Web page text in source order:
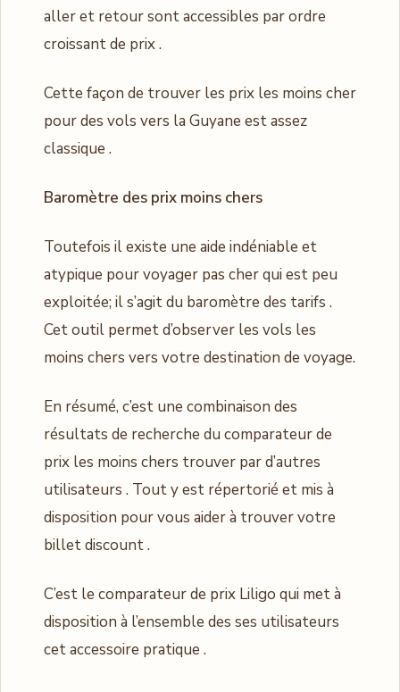
aller et retour sont accessibles par ordre
croissant de prix .
Cette façon de trouver les prix les moins cher
pour des vols vers la Guyane est assez
classique .
Baromètre des prix moins chers
Toutefois il existe une aide indéniable et
atypique pour voyager pas cher qui est peu
exploitée; il s’agit du baromètre des tarifs .
Cet outil permet d’observer les vols les
moins chers vers votre destination de voyage.
En résumé, c’est une combinaison des
résultats de recherche du comparateur de
prix les moins chers trouver par d’autres
utilisateurs . Tout y est répertorié et mis à
disposition pour vous aider à trouver votre
billet discount .
C’est le comparateur de prix Liligo qui met à
disposition à l’ensemble des ses utilisateurs
cet accessoire pratique .